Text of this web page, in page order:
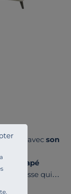
avec son
canapé
maîtresse qui